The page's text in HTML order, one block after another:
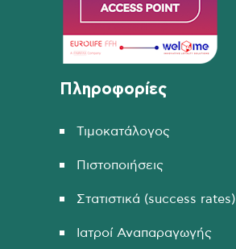
Πληροφορίες
Τιμοκατάλογος
Πιστοποιήσεις
Στατιστικά (success rates)
Ιατροί Αναπαραγωγής